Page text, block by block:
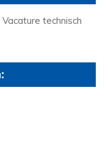
technisch